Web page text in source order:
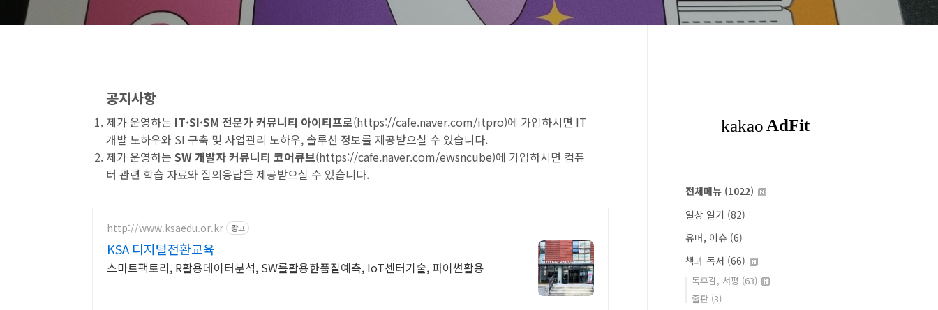
공지사항
제가 운영하는 IT·SI·SM 전문가 커뮤니티 아이티프로(https://cafe.naver.com/itpro)에 가입하시면 IT
개발 노하우와 SI 구축 및 사업관리 노하우, 솔루션 정보를 제공받으실 수 있습니다.
제가 운영하는 SW 개발자 커뮤니티 코어큐브(https://cafe.naver.com/ewsncube)에 가입하시면 컴퓨
터 관련 학습 자료와 질의응답을 제공받으실 수 있습니다.
http://www.ksaedu.or.kr 광고
KSA 디지털전환교육
스마트팩토리, R활용데이터분석, SW를활용한품질예측, IoT센터기술, 파이썬활용
전체메뉴 (1022)
일상 일기 (82)
유머, 이슈 (6)
책과 독서 (66)
독후감, 서평 (63)
출판 (3)